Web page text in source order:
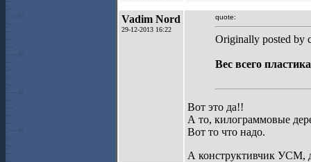
Vadim Nord
29-12-2013 16:22
quote:
Originally posted by
Вес всего
Вот это да!!
А то, килограммовые
Вот то что надо.
А конструктивчик УСМ,